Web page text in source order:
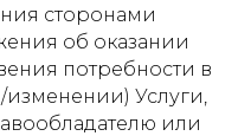
сторонами
об оказании
потребности в
Услуги,
или